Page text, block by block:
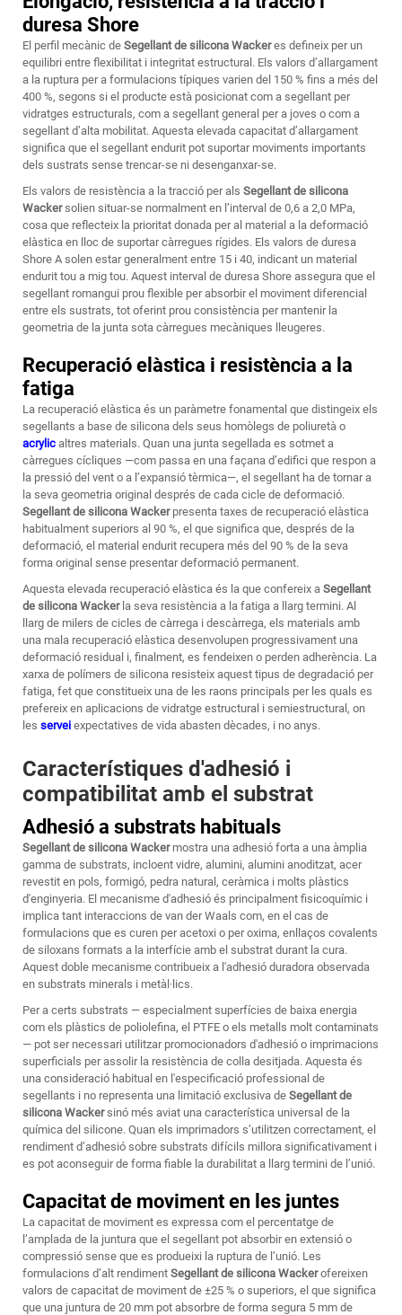
duresa Shore
El perfil mecànic de Segellant de silicona Wackeres defineix per un
equilibri entre flexibilitat i integritat estructural. Els valors d’allargament
a la ruptura per a formulacions típiques varien del 150 % fins a més del
400 %, segons si el producte està posicionat com a segellant per
vidratges estructurals, com a segellant general per a joves o com a
segellant d’alta mobilitat. Aquesta elevada capacitat d’allargament
significa que el segellant endurit pot suportar moviments importants
dels sustrats sense trencar-se ni desenganxar-se.
Els valors de resistència a la tracció per als Segellant de silicona
Wackersolien situar-se normalment en l’interval de 0,6 a 2,0 MPa,
cosa que reflecteix la prioritat donada per al material a la deformació
elàstica en lloc de suportar càrregues rígides. Els valors de duresa
Shore A solen estar generalment entre 15 i 40, indicant un material
endurit tou a mig tou. Aquest interval de duresa Shore assegura que el
segellant romangui prou flexible per absorbir el moviment diferencial
entre els sustrats, tot oferint prou consistència per mantenir la
geometria de la junta sota càrregues mecàniques lleugeres.
Recuperació elàstica i resistència a la
fatiga
La recuperació elàstica és un paràmetre fonamental que distingeix els
segellants a base de silicona dels seus homòlegs de poliuretà o
acrylic altres materials. Quan una junta segellada es sotmet a
càrregues cícliques —com passa en una façana d’edifici que respon a
la pressió del vent o a l’expansió tèrmica—, el segellant ha de tornar a
la seva geometria original després de cada cicle de deformació.
Segellant de silicona Wacker presenta taxes de recuperació elàstica
habitualment superiors al 90 %, el que significa que, després de la
deformació, el material endurit recupera més del 90 % de la seva
forma original sense presentar deformació permanent.
Aquesta elevada recuperació elàstica és la que confereix a Segellant
de silicona Wacker la seva resistència a la fatiga a llarg termini. Al
llarg de milers de cicles de càrrega i descàrrega, els materials amb
una mala recuperació elàstica desenvolupen progressivament una
deformació residual i, finalment, es fendeixen o perden adherència. La
xarxa de polímers de silicona resisteix aquest tipus de degradació per
fatiga, fet que constitueix una de les raons principals per les quals es
prefereix en aplicacions de vidratge estructural i semiestructural, on
les servei expectatives de vida abasten dècades, i no anys.
Característiques d'adhesió i
compatibilitat amb el substrat
Adhesió a substrats habituals
Segellant de silicona Wacker mostra una adhesió forta a una àmplia
gamma de substrats, incloent vidre, alumini, alumini anoditzat, acer
revestit en pols, formigó, pedra natural, ceràmica i molts plàstics
d'enginyeria. El mecanisme d'adhesió és principalment fisicoquímic i
implica tant interaccions de van der Waals com, en el cas de
formulacions que es curen per acetoxi o per oxima, enllaços covalents
de siloxans formats a la interfície amb el substrat durant la cura.
Aquest doble mecanisme contribueix a l'adhesió duradora observada
en substrats minerals i metàl·lics.
Per a certs substrats — especialment superfícies de baixa energia
com els plàstics de poliolefina, el PTFE o els metalls molt contaminats
— pot ser necessari utilitzar promocionadors d'adhesió o imprimacions
superficials per assolir la resistència de colla desitjada. Aquesta és
una consideració habitual en l'especificació professional de
segellants i no representa una limitació exclusiva de Segellant de
silicona Wackersinó més aviat una característica universal de la
química del silicone. Quan els imprimadors s’utilitzen correctament, el
rendiment d’adhesió sobre substrats difícils millora significativament i
es pot aconseguir de forma fiable la durabilitat a llarg termini de l’unió.
Capacitat de moviment en les juntes
La capacitat de moviment es expressa com el percentatge de
l’amplada de la juntura que el segellant pot absorbir en extensió o
compressió sense que es produeixi la ruptura de l’unió. Les
formulacions d’alt rendiment Segellant de silicona Wackerofereixen
valors de capacitat de moviment de ±25 % o superiors, el que significa
que una juntura de 20 mm pot absorbre de forma segura 5 mm de